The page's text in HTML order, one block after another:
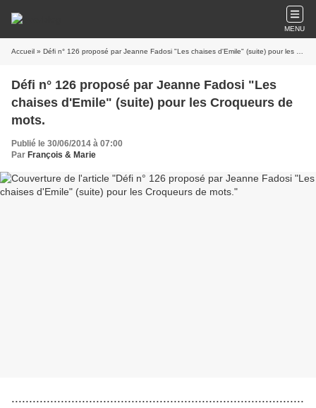
MENU
Accueil » Défi n° 126 proposé par Jeanne Fadosi "Les chaises d'Emile" (suite) pour les Croqueurs de mots.
Défi n° 126 proposé par Jeanne Fadosi "Les
chaises d'Emile" (suite) pour les Croqueurs de
mots.
Publié le 30/06/2014 à 07:00
Par François & Marie
...................................................................................